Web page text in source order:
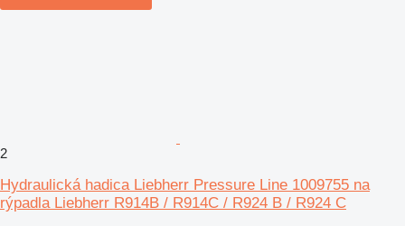
2
Hydraulická hadica Liebherr Pressure Line 1009755 na
rýpadla Liebherr R914B / R914C / R924 B / R924 C